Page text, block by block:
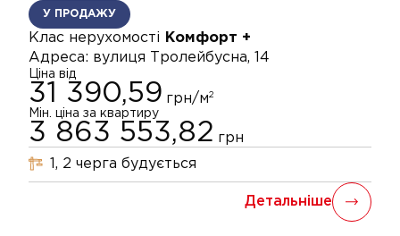
У ПРОДАЖУ
Клас нерухомості
Комфорт +
Адреса: вулиця Тролейбусна, 14
Ціна від
31 390,59 грн/м2
Мін. ціна за квартиру
3 863 553,82 грн
1, 2 черга будується
Детальніше